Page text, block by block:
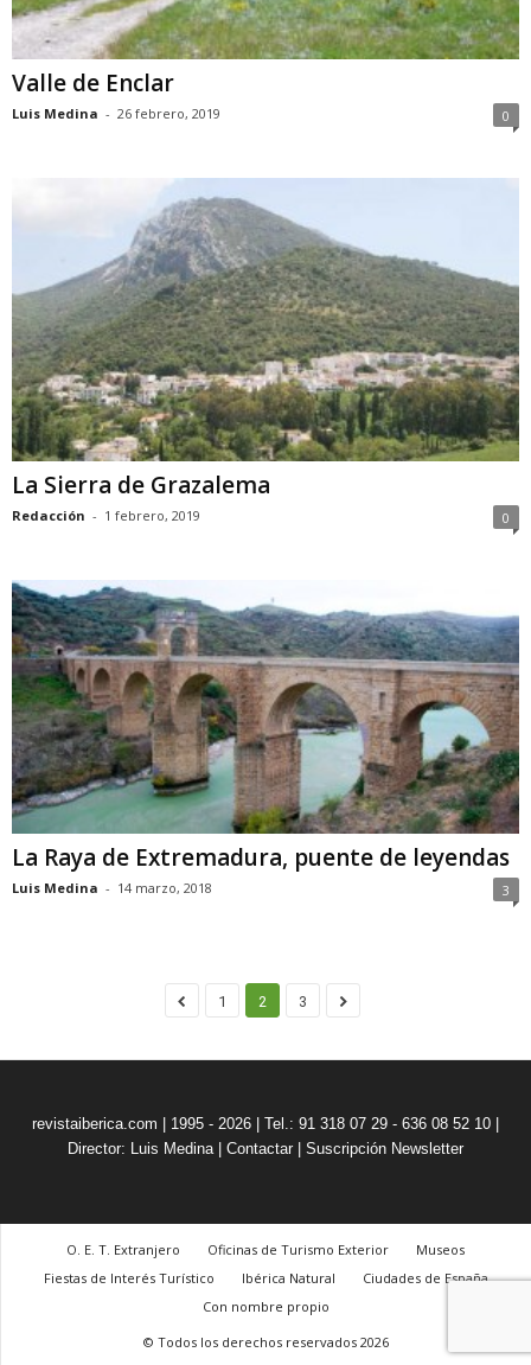
Valle de Enclar
Luis Medina - 26 febrero, 2019 0
La Sierra de Grazalema
Redacción - 1 febrero, 2019 0
La Raya de Extremadura, puente de leyendas
Luis Medina - 14 marzo, 2018 3
1 2 3
revistaiberica.com | 1995 - 2026 | Tel.: 91 318 07 29 - 636 08 52 10 |
Director: Luis Medina | Contactar | Suscripción Newsletter
O. E. T. Extranjero Oficinas de Turismo Exterior
Museos
Fiestas de Interés Turístico
Ibérica Natural
Ciudades de España
Con nombre propio
© Todos los derechos reservados 2026